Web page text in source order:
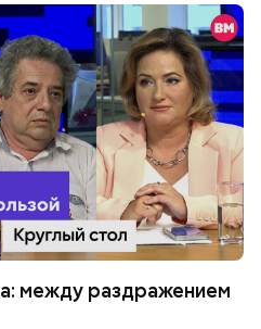
между раздражением